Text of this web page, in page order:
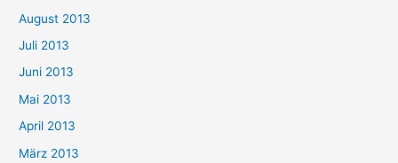
August 2013
Juli 2013
Juni 2013
Mai 2013
April 2013
März 2013